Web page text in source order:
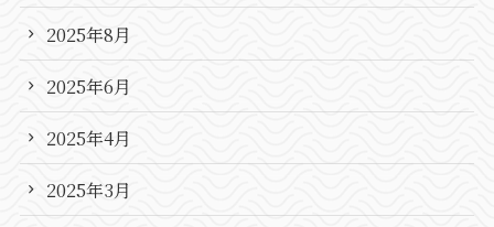
2025年8月
2025年6月
2025年4月
2025年3月